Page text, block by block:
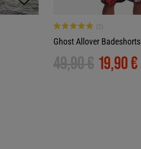
Ghost Allover Badeshorts
49,90 € 19,90 €